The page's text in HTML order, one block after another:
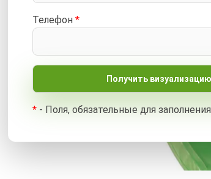
Телефон *
* - Поля, обязательные для заполнения